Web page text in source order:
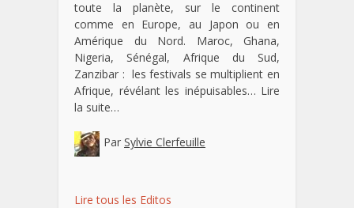
toute la planète, sur le continent
comme en Europe, au Japon ou en
Amérique du Nord. Maroc, Ghana,
Nigeria, Sénégal, Afrique du Sud,
Zanzibar : les festivals se multiplient en
Afrique, révélant les inépuisables… Lire
la suite…
Par Sylvie Clerfeuille
Lire tous les Editos